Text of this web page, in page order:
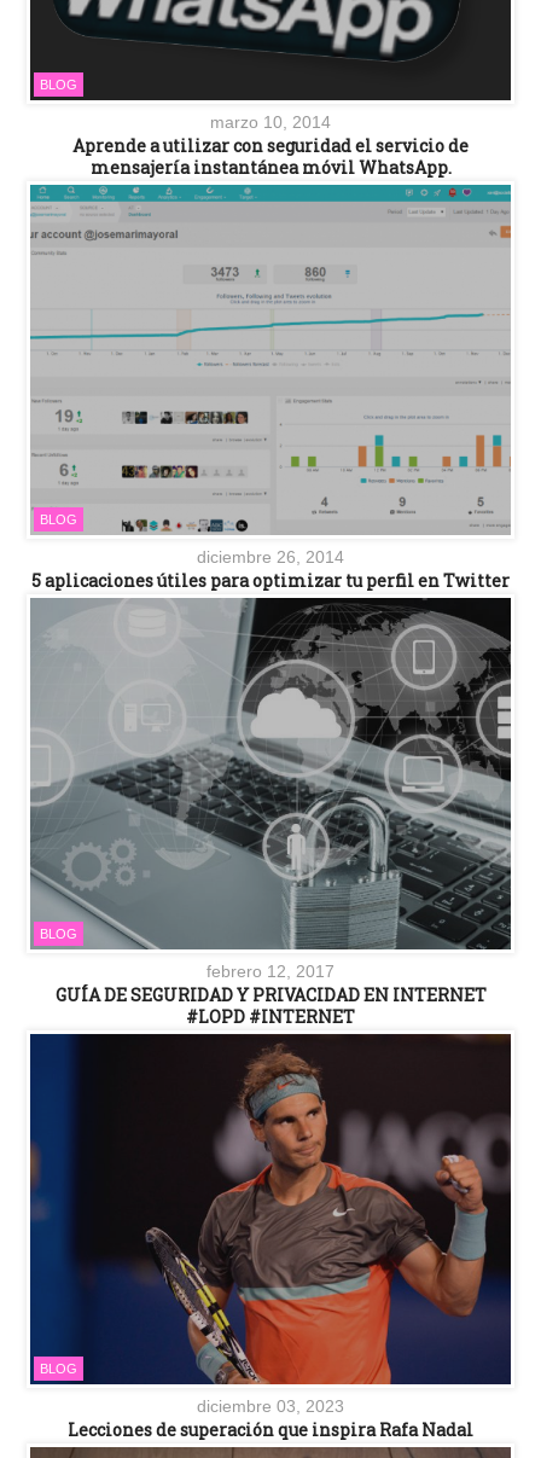
BLOG
marzo 10, 2014
Aprende a utilizar con seguridad el servicio de
mensajería instantánea móvil WhatsApp.
BLOG
diciembre 26, 2014
5 aplicaciones útiles para optimizar tu perfil en Twitter
BLOG
febrero 12, 2017
GUÍA DE SEGURIDAD Y PRIVACIDAD EN INTERNET
#LOPD #INTERNET
BLOG
diciembre 03, 2023
Lecciones de superación que inspira Rafa Nadal